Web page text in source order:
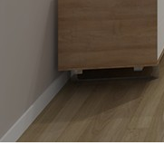
公司
邮箱